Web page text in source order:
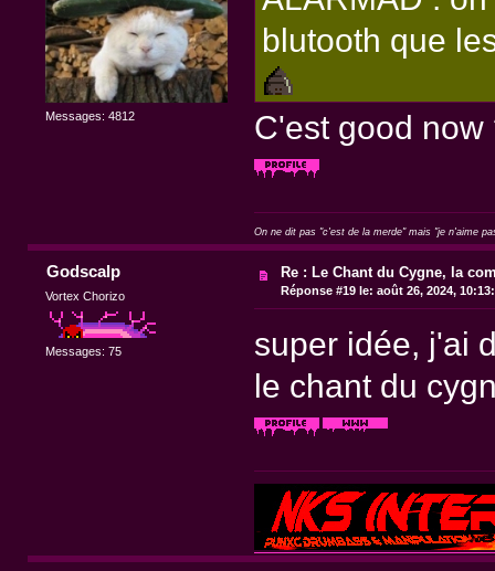
Messages: 4812
blutooth que
C'est good now
On ne dit pas "c'est de la merde" mais "je n'aime
Godscalp
Vortex Chorizo
Messages: 75
Re : Le Chant du Cygne, la
Réponse #19 le: août 26, 2024,
super idée, j'ai
le chant du